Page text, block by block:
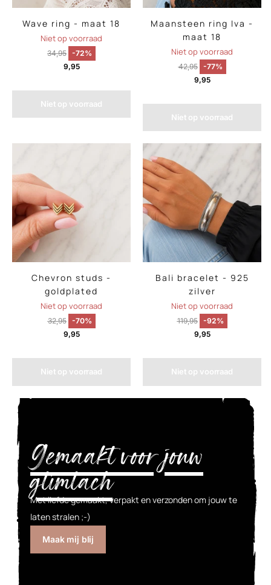
Wave ring - maat 18
Niet op voorraad
34,95 -72%
9,95
Niet op voorraad
Maansteen ring Iva -
maat 18
Niet op voorraad
42,95
-77%
9,95
Niet op voorraad
Chevron studs -
goldplated
Niet op voorraad
32,95
-70%
9,95
Niet op voorraad
Bali bracelet - 925
zilver
Niet op voorraad
119,95
-92%
9,95
Niet op voorraad
Gemaakt voor jouw
glimlach
Met liefde gemaakt, verpakt en verzonden om jouw te
laten stralen ;-)
Maak mij blij